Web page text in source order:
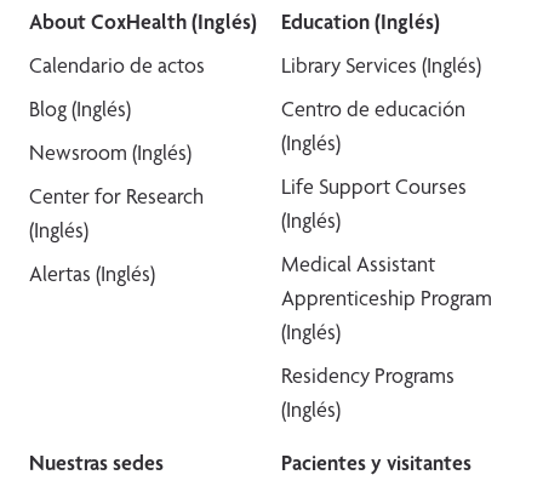
About CoxHealth (Inglés)
Calendario de actos
Blog (Inglés)
Newsroom (Inglés)
Center for Research
(Inglés)
Alertas (Inglés)
Education (Inglés)
Library Services (Inglés)
Centro de educación
(Inglés)
Life Support Courses
(Inglés)
Medical Assistant
Apprenticeship Program
(Inglés)
Residency Programs
(Inglés)
Nuestras sedes
Pacientes y visitantes